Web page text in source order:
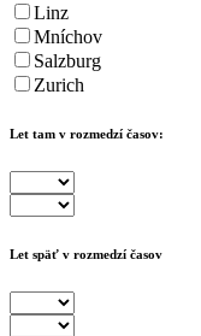
Linz
Mníchov
Salzburg
Zurich
Let tam v rozmedzí časov:
Let späť v rozmedzí časov